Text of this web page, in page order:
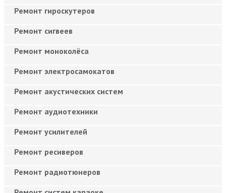
Ремонт гироскутеров
Ремонт сигвеев
Ремонт моноколёса
Ремонт электросамокатов
Ремонт акустических систем
Ремонт аудиотехники
Ремонт усилителей
Ремонт ресиверов
Ремонт радиотюнеров